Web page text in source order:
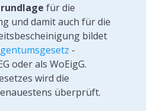
für die
und damit auch für die
bildet
-
oder als WoEigG.
wird die
überprüft.